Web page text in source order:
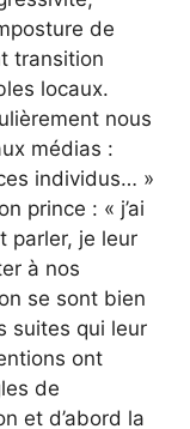
de
transition
locaux.
nous
médias :
individus… »
prince : « j’ai
parler, je leur
à nos
se sont bien
suites qui leur
ont
de
et d’abord la